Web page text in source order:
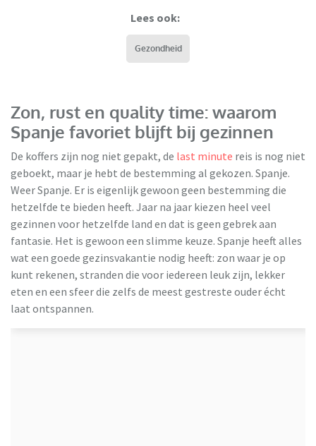
Lees ook:
Gezondheid
Zon, rust en quality time: waarom
Spanje favoriet blijft bij gezinnen
De koffers zijn nog niet gepakt, de last minute reis is nog niet
geboekt, maar je hebt de bestemming al gekozen. Spanje.
Weer Spanje. Er is eigenlijk gewoon geen bestemming die
hetzelfde te bieden heeft. Jaar na jaar kiezen heel veel
gezinnen voor hetzelfde land en dat is geen gebrek aan
fantasie. Het is gewoon een slimme keuze. Spanje heeft alles
wat een goede gezinsvakantie nodig heeft: zon waar je op
kunt rekenen, stranden die voor iedereen leuk zijn, lekker
eten en een sfeer die zelfs de meest gestreste ouder écht
laat ontspannen.